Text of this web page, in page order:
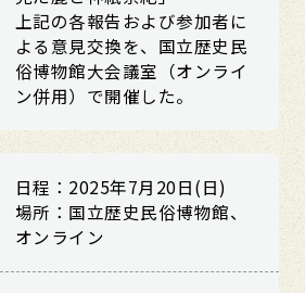
上記の各報告および参加者に
よる意見交換を、国立歴史民
俗博物館大会議室（オンライ
ン併用）で開催した。
日程：2025年7月20日(日)
場所：国立歴史民俗博物館、
オンライン